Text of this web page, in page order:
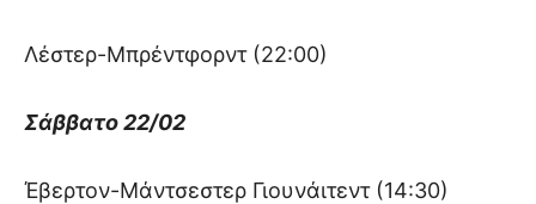
Λέστερ-Μπρέντφορντ (22:00)
Σάββατο 22/02
Έβερτον-Μάντσεστερ Γιουνάιτεντ (14:30)